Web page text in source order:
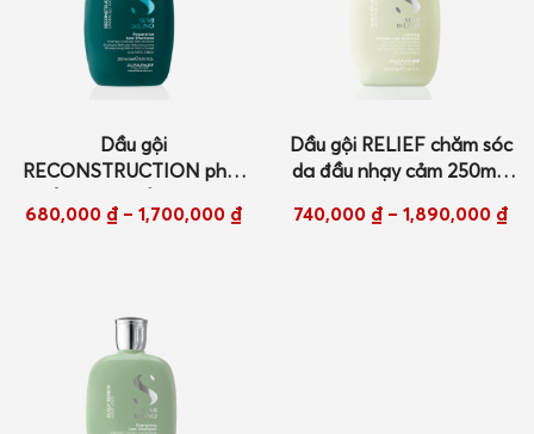
Dầu gội
RECONSTRUCTION phục
1000ml New
680,000 ₫ – 1,700,000 ₫
Dầu gội RELIEF chăm sóc
da đầu nhạy cảm 250ml/
740,000 ₫ – 1,890,000 ₫